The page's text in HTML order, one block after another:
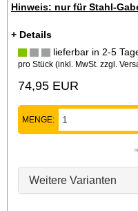
Hinweis: nur für Stahl-
+ Details
lieferbar in 2-5
pro Stück (inkl. MwSt. zzgl.
74,95 EUR
MENGE:
Weitere Varianten